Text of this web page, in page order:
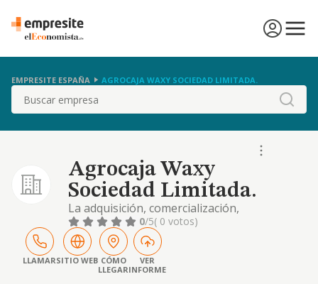
EMPRESITE ESPAÑA AGROCAJA WAXY SOCIEDAD LIMITADA.
Buscar
Agrocaja Waxy
Sociedad Limitada.
La adquisición, comercialización,
exportación, importación y venta al por
mayor y menor, tanto en nombre propio
como en calidad de agente o representante,
concesionario o distribuidor de toda clase de
semillas y fertilizantes
0/5( 0 votos)
LLAMARSITIO WEB CÓMO
LLEGAR
VER
INFORME